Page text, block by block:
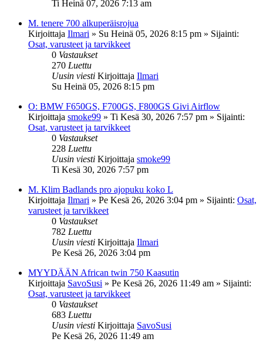
Ti Heinä 07, 2026 7:13 am
M. tenere 700 alkuperäisrojua
Kirjoittaja Ilmari » Su Heinä 05, 2026 8:15 pm » Sijainti:
Osat, varusteet ja tarvikkeet
0 Vastaukset
270 Luettu
Uusin viesti Kirjoittaja Ilmari
Su Heinä 05, 2026 8:15 pm
O: BMW F650GS, F700GS, F800GS Givi Airflow
Kirjoittaja smoke99 » Ti Kesä 30, 2026 7:57 pm » Sijainti:
Osat, varusteet ja tarvikkeet
0 Vastaukset
228 Luettu
Uusin viesti Kirjoittaja smoke99
Ti Kesä 30, 2026 7:57 pm
M. Klim Badlands pro ajopuku koko L
Kirjoittaja Ilmari » Pe Kesä 26, 2026 3:04 pm » Sijainti: Osat,
varusteet ja tarvikkeet
0 Vastaukset
782 Luettu
Uusin viesti Kirjoittaja Ilmari
Pe Kesä 26, 2026 3:04 pm
MYYDÄÄN African twin 750 Kaasutin
Kirjoittaja SavoSusi » Pe Kesä 26, 2026 11:49 am » Sijainti:
Osat, varusteet ja tarvikkeet
0 Vastaukset
683 Luettu
Uusin viesti Kirjoittaja SavoSusi
Pe Kesä 26, 2026 11:49 am